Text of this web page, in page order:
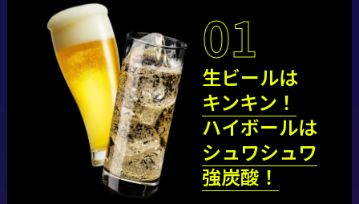
01
生ビールは
キンキン！
ハイボールは
シュワシュワ
強炭酸！